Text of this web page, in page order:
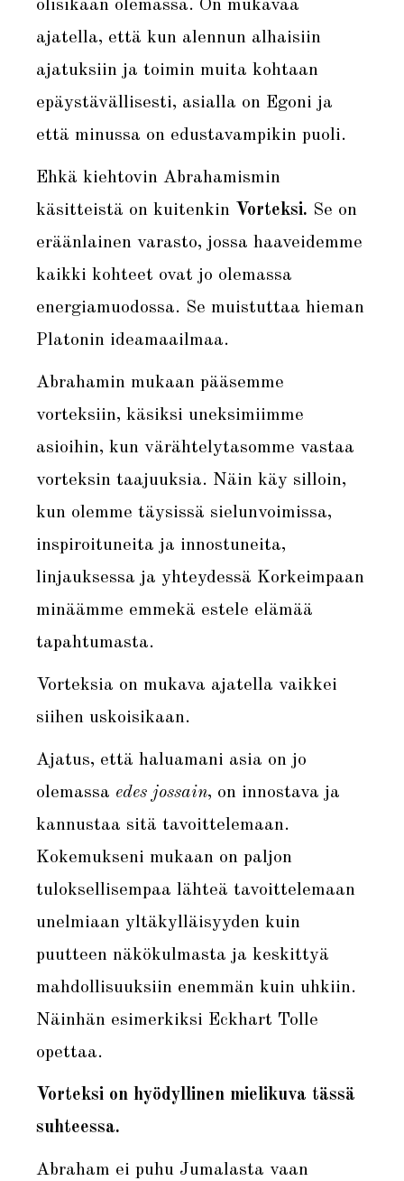
olisikaan olemassa. On mukavaa
ajatella, että kun alennun alhaisiin
ajatuksiin ja toimin muita kohtaan
epäystävällisesti, asialla on Egoni ja
että minussa on edustavampikin puoli.
Ehkä kiehtovin Abrahamismin
käsitteistä on kuitenkin Vorteksi. Se on
eräänlainen varasto, jossa haaveidemme
kaikki kohteet ovat jo olemassa
energiamuodossa. Se muistuttaa hieman
Platonin ideamaailmaa.
Abrahamin mukaan pääsemme
vorteksiin, käsiksi uneksimiimme
asioihin, kun värähtelytasomme vastaa
vorteksin taajuuksia. Näin käy silloin,
kun olemme täysissä sielunvoimissa,
inspiroituneita ja innostuneita,
linjauksessa ja yhteydessä Korkeimpaan
minäämme emmekä estele elämää
tapahtumasta.
Vorteksia on mukava ajatella vaikkei
siihen uskoisikaan.
Ajatus, että haluamani asia on jo
olemassa edes jossain, on innostava ja
kannustaa sitä tavoittelemaan.
Kokemukseni mukaan on paljon
tuloksellisempaa lähteä tavoittelemaan
unelmiaan yltäkylläisyyden kuin
puutteen näkökulmasta ja keskittyä
mahdollisuuksiin enemmän kuin uhkiin.
Näinhän esimerkiksi Eckhart Tolle
opettaa.
Vorteksi on hyödyllinen mielikuva tässä
suhteessa.
Abraham ei puhu Jumalasta vaan